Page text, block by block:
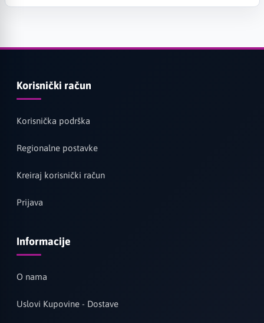
Korisnički račun
Korisnička podrška
Regionalne postavke
Kreiraj korisnički račun
Prijava
Informacije
O nama
Uslovi Kupovine - Dostave